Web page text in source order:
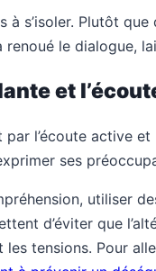
s’isoler. Plutôt
le dialogue,
et
l’écoute active
ses
utiliser
d’éviter que
tensions. Pour